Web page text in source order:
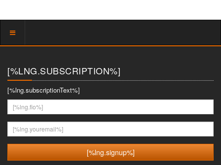
Показать
[%LNG.SUBSCRIPTION%]
[%lng.subscriptionText%]
[%lng.fio%]
[%lng.youremail%]